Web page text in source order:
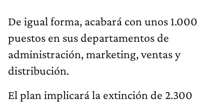
De igual forma, acabará con unos 1.000
puestos en sus departamentos de
administración, marketing, ventas y
distribución.
El plan implicará la extinción de 2.300